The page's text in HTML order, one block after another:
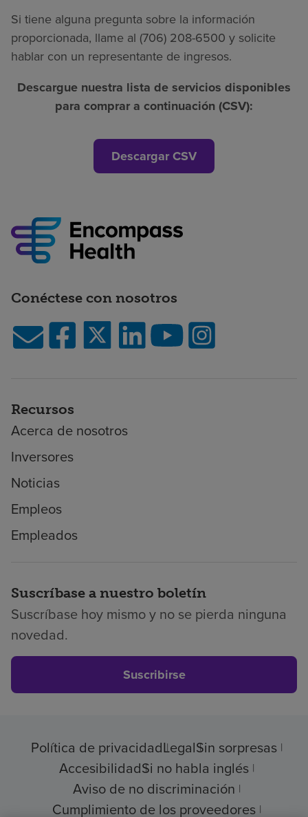
Si tiene alguna pregunta sobre la información
proporcionada, llame al (706) 208-6500 y solicite
hablar con un representante de ingresos.
Descargue nuestra lista de servicios disponibles
para comprar a continuación (CSV):
Descargar CSV
Conéctese con nosotros
Recursos
Acerca de nosotros
Inversores
Noticias
Empleos
Empleados
Suscríbase a nuestro boletín
Suscríbase hoy mismo y no se pierda ninguna
novedad.
Suscribirse
Política de privacidadLegalSin sorpresas
AccesibilidadSi no habla inglés
Aviso de no discriminación
Cumplimiento de los proveedores